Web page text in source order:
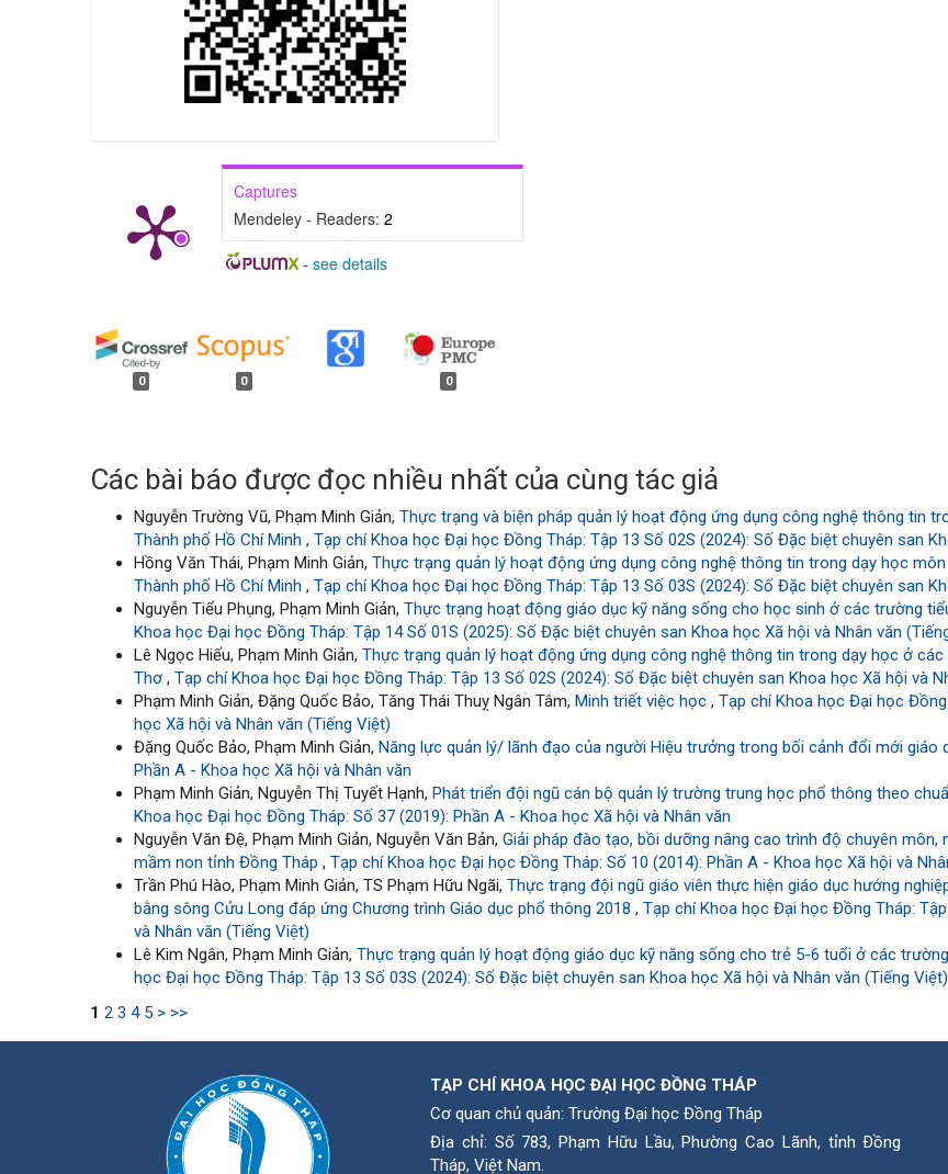
Captures
Mendeley - Readers:2
- see details
0 0 0
Các bài báo được đọc nhiều nhất của cùng tác giả
Nguyễn Trường Vũ, Phạm Minh Giản,Thực trạng và biện pháp quản lý hoạt động ứng dụng công nghệ thông tin
Thành phố Hồ Chí Minh,Tạp chí Khoa học Đại học Đồng Tháp: Tập 13 Số 02S (2024): Số Đặc biệt chuyên san
Hồng Văn Thái, Phạm Minh Giản,Thực trạng quản lý hoạt động ứng dụng công nghệ thông tin trong dạy học
Thành phố Hồ Chí Minh,Tạp chí Khoa học Đại học Đồng Tháp: Tập 13 Số 03S (2024): Số Đặc biệt chuyên san
Nguyễn Tiểu Phụng, Phạm Minh Giản,Thực trạng hoạt động giáo dục kỹ năng sống cho học sinh ở các trường
Khoa học Đại học Đồng Tháp: Tập 14 Số 01S (2025): Số Đặc biệt chuyên san Khoa học Xã hội và Nhân văn
Lê Ngọc Hiếu, Phạm Minh Giản,Thực trạng quản lý hoạt động ứng dụng công nghệ thông tin trong dạy học ở
Thơ,Tạp chí Khoa học Đại học Đồng Tháp: Tập 13 Số 02S (2024): Số Đặc biệt chuyên san Khoa học Xã hội và
Phạm Minh Giản, Đặng Quốc Bảo, Tăng Thái Thuỵ Ngân Tâm, Minh triết việc học,Tạp chí Khoa học Đại học
học Xã hội và Nhân văn (Tiếng Việt)
Đặng Quốc Bảo, Phạm Minh Giản, Năng lực quản lý/ lãnh đạo của người Hiệu trưởng trong bối cảnh đổi mới giáo
Phần A - Khoa học Xã hội và Nhân văn
Phạm Minh Giản, Nguyễn Thị Tuyết Hạnh, Phát triển đội ngũ cán bộ quản lý trường trung học phổ thông theo
Khoa học Đại học Đồng Tháp: Số 37 (2019): Phần A - Khoa học Xã hội và Nhân văn
Nguyễn Văn Đệ, Phạm Minh Giản, Nguyễn Văn Bản,Giải pháp đào tạo, bồi dưỡng nâng cao trình độ chuyên
mầm non tỉnh Đồng Tháp,Tạp chí Khoa học Đại học Đồng Tháp: Số 10 (2014): Phần A - Khoa học Xã hội và
Trần Phú Hào, Phạm Minh Giản, TS Phạm Hữu Ngãi,Thực trạng đội ngũ giáo viên thực hiện giáo dục hướng
bằng sông Cửu Long đáp ứng Chương trình Giáo dục phổ thông 2018,Tạp chí Khoa học Đại học Đồng Tháp:
và Nhân văn (Tiếng Việt)
Lê Kim Ngân, Phạm Minh Giản,Thực trạng quản lý hoạt động giáo dục kỹ năng sống cho trẻ 5-6 tuổi ở các
học Đại học Đồng Tháp: Tập 13 Số 03S (2024): Số Đặc biệt chuyên san Khoa học Xã hội và Nhân văn (Tiếng Việt)
1 2 3 4 5 > >>
TẠP CHÍ KHOA HỌC ĐẠI HỌC ĐỒNG THÁP
Cơ quan chủ quản: Trường Đại học Đồng Tháp
Địa chỉ: Số 783, Phạm Hữu Lầu, Phường Cao Lãnh, tỉnh Ðồng
Tháp, Việt Nam.